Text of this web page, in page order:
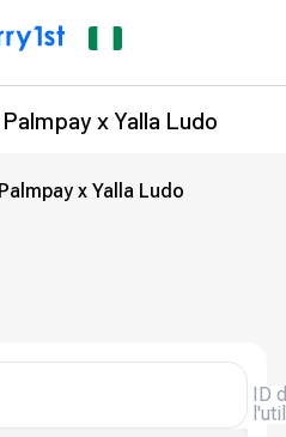
x Yalla Ludo
x Yalla Ludo
ID